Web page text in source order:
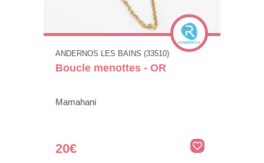
ANDERNOS LES BAINS (33510)
Boucle menottes - OR
Mamahani
20€